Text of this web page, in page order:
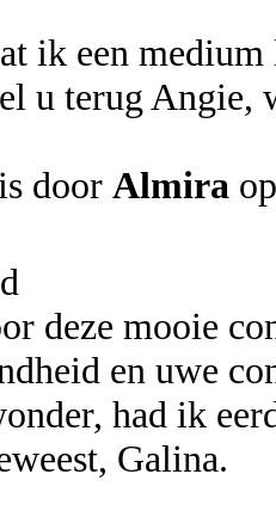
ik een
u terug Angie,
door Almira
deze mooie
en uwe
had ik
Galina.